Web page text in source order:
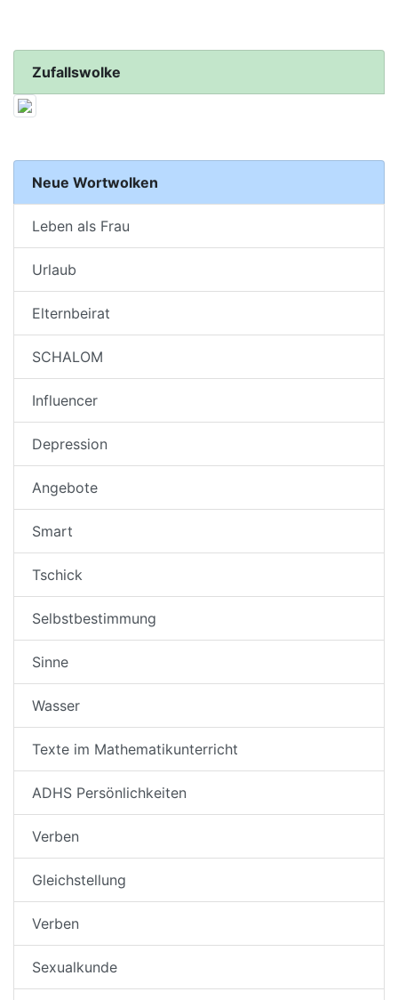
Zufallswolke
Neue Wortwolken
Leben als Frau
Urlaub
Elternbeirat
SCHALOM
Influencer
Depression
Angebote
Smart
Tschick
Selbstbestimmung
Sinne
Wasser
Texte im Mathematikunterricht
ADHS Persönlichkeiten
Verben
Gleichstellung
Verben
Sexualkunde